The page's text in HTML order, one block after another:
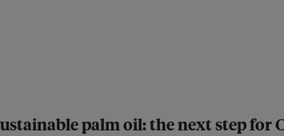
palm oil: the next step for